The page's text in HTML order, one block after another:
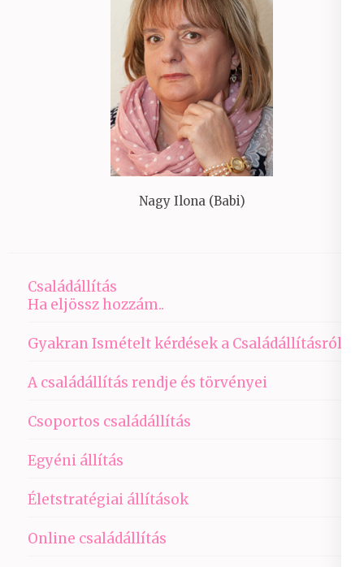
Nagy Ilona (Babi)
Családállítás
Ha eljössz hozzám..
Gyakran Ismételt kérdések a Családállításról
A családállítás rendje és törvényei
Csoportos családállítás
Egyéni állítás
Életstratégiai állítások
Online családállítás